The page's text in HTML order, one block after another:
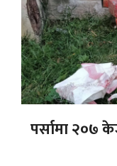
पर्सामा २०७